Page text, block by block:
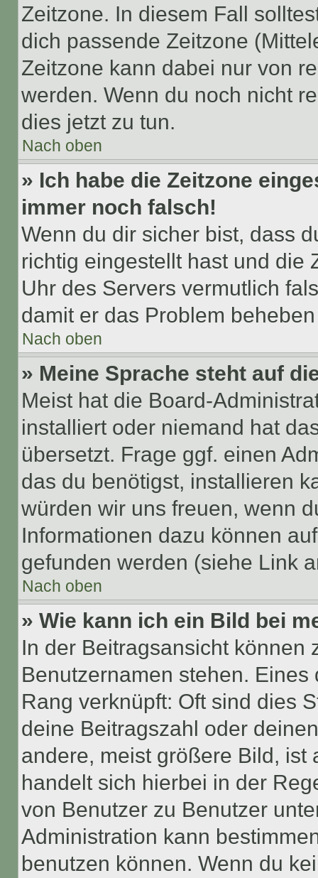
Zeitzone. In diesem Fall
dich passende Zeitzone
Zeitzone kann dabei nur von
werden. Wenn du noch nicht
dies jetzt zu tun.
Nach oben
» Ich habe die Zeitzone
immer noch falsch!
Wenn du dir sicher bist, dass
richtig eingestellt hast und die
Uhr des Servers vermutlich
damit er das Problem
Nach oben
» Meine Sprache steht auf
Meist hat die Board-
installiert oder niemand hat
übersetzt. Frage ggf. einen
das du benötigst, installieren
würden wir uns freuen, wenn
Informationen dazu können
gefunden werden (siehe Link
Nach oben
» Wie kann ich ein Bild bei
In der Beitragsansicht können
Benutzernamen stehen.
Rang verknüpft: Oft sind dies
deine Beitragszahl oder
andere, meist größere Bild, ist
handelt sich hierbei in der
von Benutzer zu Benutzer
Administration kann
benutzen können. Wenn du